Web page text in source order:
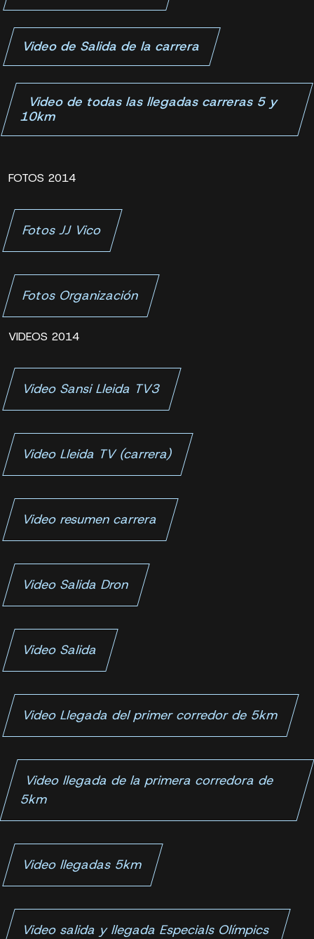
Video de Salida de la carrera
Video de todas las llegadas carreras 5 y
10km
FOTOS 2014
Fotos JJ Vico
Fotos Organización
VIDEOS 2014
Video Sansi Lleida TV3
Video Lleida TV (carrera)
Video resumen carrera
Video Salida Dron
Video Salida
Video Llegada del primer corredor de 5km
Video llegada de la primera corredora de
5km
Video llegadas 5km
Video salida y llegada Especials Olímpics